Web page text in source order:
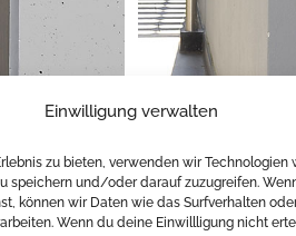
Einwilligung verwalten
zu bieten, verwenden wir Technologien
speichern und/oder darauf zuzugreifen.
können wir Daten wie das Surfverhalten
Wenn du deine Einwillligung nicht